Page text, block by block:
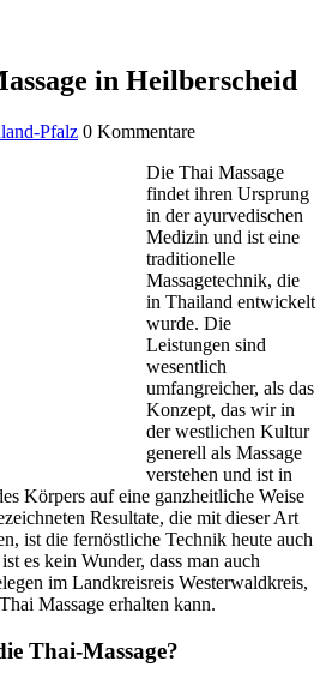
in Heilberscheid
Pfalz 0 Kommentare
Die Thai Massage
findet ihren Ursprung
in der ayurvedischen
Medizin und ist eine
traditionelle
Massagetechnik, die
in Thailand entwickelt
wurde. Die
Leistungen sind
wesentlich
umfangreicher, als das
Konzept, das wir in
der westlichen Kultur
generell als Massage
verstehen und ist in
Körpers auf eine ganzheitliche Weise
Resultate, die mit dieser Art
ist die fernöstliche Technik heute auch
es kein Wunder, dass man auch
im Landkreisreis Westerwaldkreis,
Massage erhalten kann.
Thai-Massage?